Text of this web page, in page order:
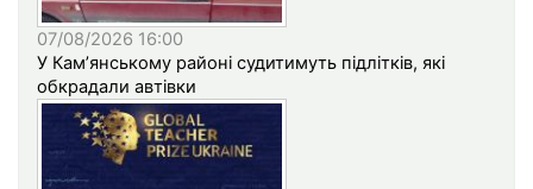
07/08/2026 16:00
У Кам’янському районі судитимуть підлітків, які
обкрадали автівки